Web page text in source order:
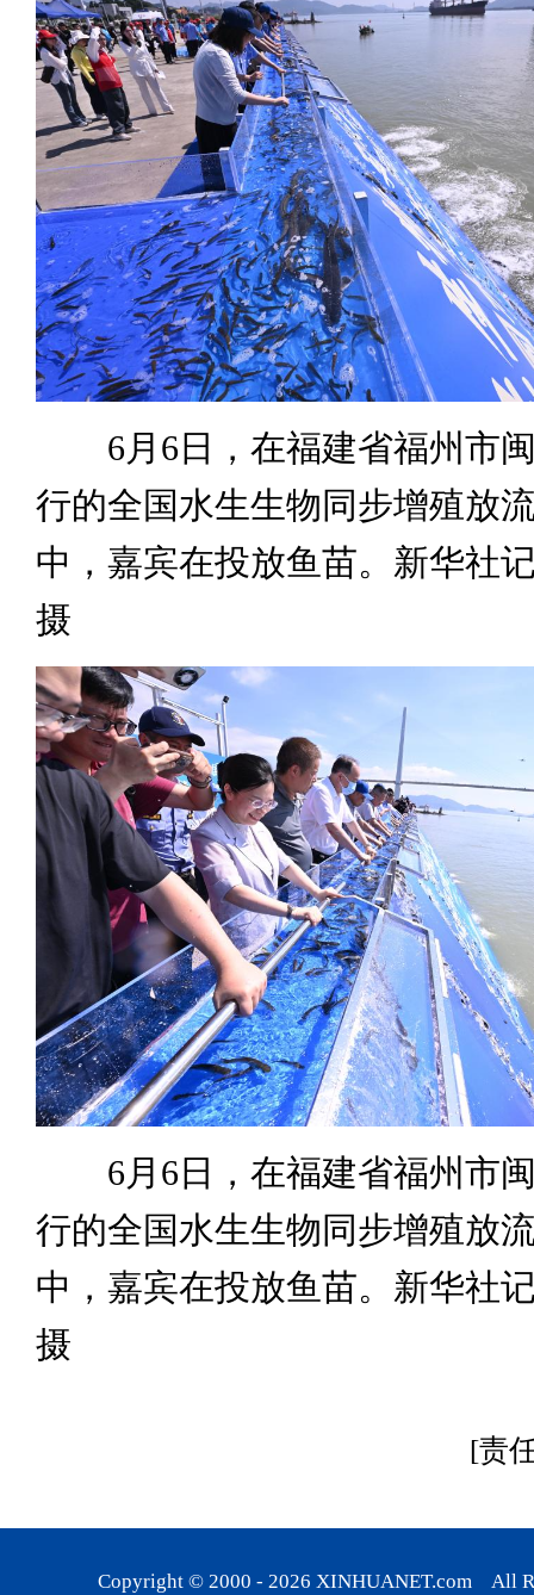
6月6日，在福建省福州市闽
行的全国水生生物同步增殖放
中，嘉宾在投放鱼苗。新华社
摄
6月6日，在福建省福州市闽
行的全国水生生物同步增殖放
中，嘉宾在投放鱼苗。新华社
摄
[责
Copyright © 2000 - 2026 XINHUANET.com All